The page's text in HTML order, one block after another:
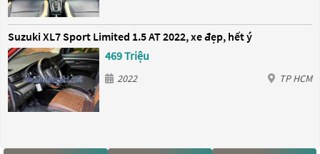
Suzuki XL7 Sport Limited 1.5 AT 2022, xe đẹp, hết ý
469 Triệu
2022 TP HCM